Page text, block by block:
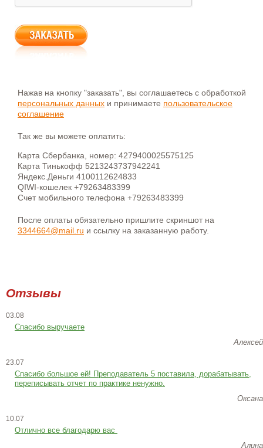
Нажав на кнопку "заказать", вы соглашаетесь с обработкой
персональных данных и принимаете пользовательское
соглашение
Так же вы можете оплатить:
Карта Сбербанка, номер: 4279400025575125
Карта Тинькофф 5213243737942241
Яндекс.Деньги 4100112624833
QIWI-кошелек +79263483399
Счет мобильного телефона +79263483399
После оплаты обязательно пришлите скриншот на
3344664@mail.ru и ссылку на заказанную работу.
Отзывы
03.08
Спасибо выручаете
Алексей
23.07
Cпасибо большое ей! Преподаватель 5 поставила, дорабатывать,
переписывать отчет по практике ненужно.
Оксана
10.07
Отлично все благодарю вас
Алина